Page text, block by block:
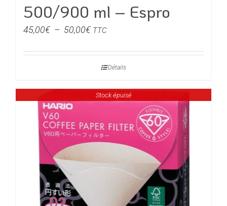
500/900 ml – Espro
45,00€ – 50,00€Plage
prix :
45,00€
50,00€
TTC
Détails
Stock épuisé